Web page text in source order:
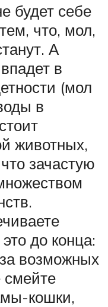
будет себе
что, мол,
А
в
(мол
в
животных,
зачастую
до конца:
возможных
смейте
кошки,